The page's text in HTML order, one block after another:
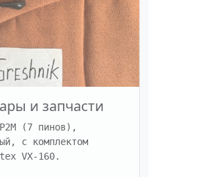
и запчасти
(7 пинов),
с комплектом
VX-160.